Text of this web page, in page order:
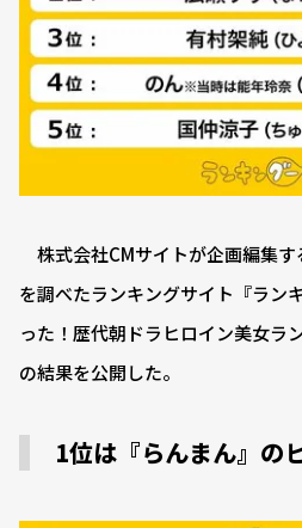
株式会社CMサイトが企画編集す
を調べたランキングサイト『ラン
った！歴代朝ドラヒロイン美女ラ
の結果を公開した。
1位は『らんまん』の